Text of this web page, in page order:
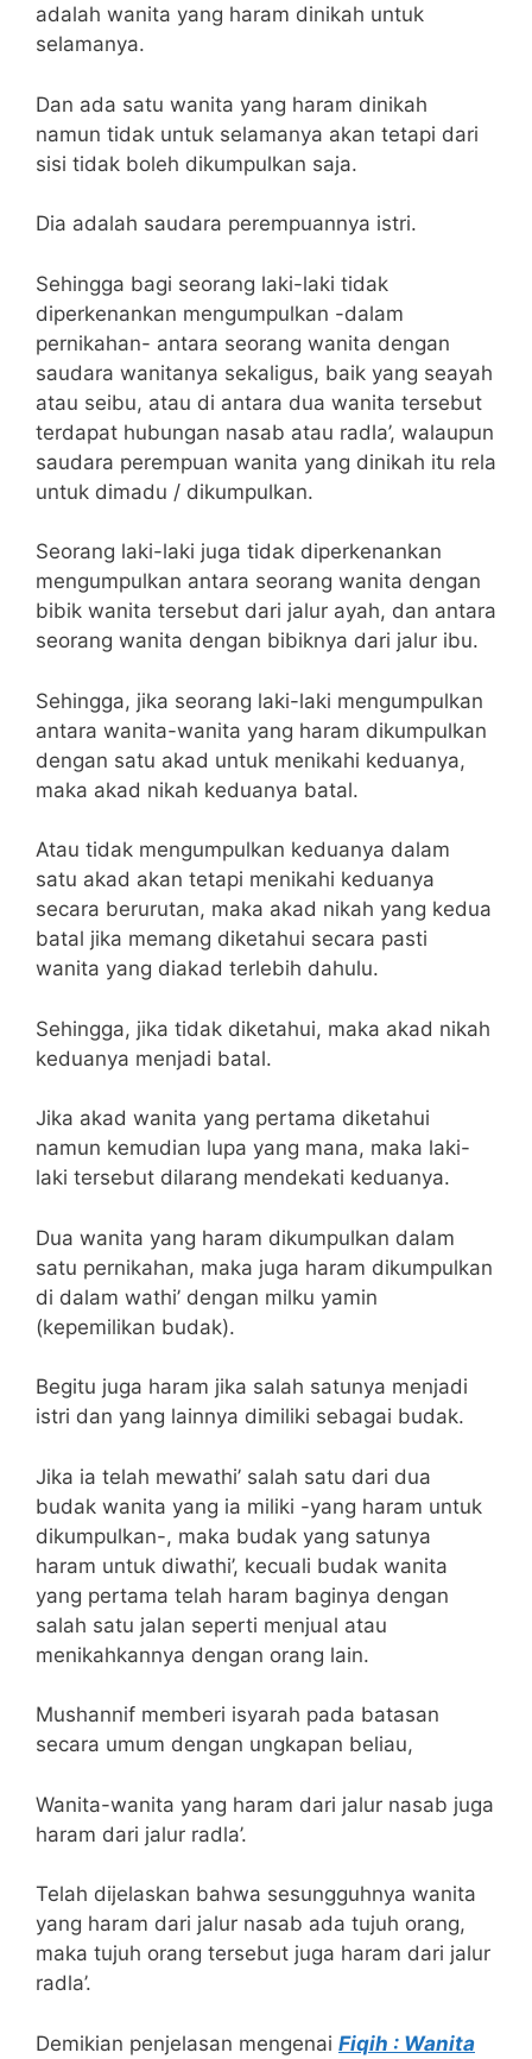
adalah wanita yang haram dinikah untuk
selamanya.
Dan ada satu wanita yang haram dinikah
namun tidak untuk selamanya akan tetapi dari
sisi tidak boleh dikumpulkan saja.
Dia adalah saudara perempuannya istri.
Sehingga bagi seorang laki-laki tidak
diperkenankan mengumpulkan -dalam
pernikahan- antara seorang wanita dengan
saudara wanitanya sekaligus, baik yang seayah
atau seibu, atau di antara dua wanita tersebut
terdapat hubungan nasab atau radla’, walaupun
saudara perempuan wanita yang dinikah itu rela
untuk dimadu / dikumpulkan.
Seorang laki-laki juga tidak diperkenankan
mengumpulkan antara seorang wanita dengan
bibik wanita tersebut dari jalur ayah, dan antara
seorang wanita dengan bibiknya dari jalur ibu.
Sehingga, jika seorang laki-laki mengumpulkan
antara wanita-wanita yang haram dikumpulkan
dengan satu akad untuk menikahi keduanya,
maka akad nikah keduanya batal.
Atau tidak mengumpulkan keduanya dalam
satu akad akan tetapi menikahi keduanya
secara berurutan, maka akad nikah yang kedua
batal jika memang diketahui secara pasti
wanita yang diakad terlebih dahulu.
Sehingga, jika tidak diketahui, maka akad nikah
keduanya menjadi batal.
Jika akad wanita yang pertama diketahui
namun kemudian lupa yang mana, maka laki-
laki tersebut dilarang mendekati keduanya.
Dua wanita yang haram dikumpulkan dalam
satu pernikahan, maka juga haram dikumpulkan
di dalam wathi’ dengan milku yamin
(kepemilikan budak).
Begitu juga haram jika salah satunya menjadi
istri dan yang lainnya dimiliki sebagai budak.
Jika ia telah mewathi’ salah satu dari dua
budak wanita yang ia miliki -yang haram untuk
dikumpulkan-, maka budak yang satunya
haram untuk diwathi’, kecuali budak wanita
yang pertama telah haram baginya dengan
salah satu jalan seperti menjual atau
menikahkannya dengan orang lain.
Mushannif memberi isyarah pada batasan
secara umum dengan ungkapan beliau,
Wanita-wanita yang haram dari jalur nasab juga
haram dari jalur radla’.
Telah dijelaskan bahwa sesungguhnya wanita
yang haram dari jalur nasab ada tujuh orang,
maka tujuh orang tersebut juga haram dari jalur
radla’.
Demikian penjelasan mengenai Fiqih : Wanita